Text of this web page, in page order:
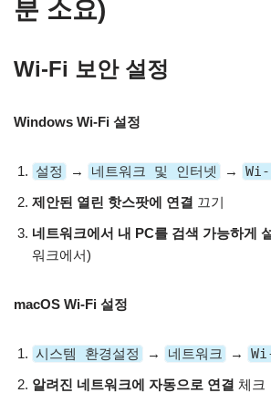
분 소요)
Wi-Fi 보안 설정
Windows Wi-Fi 설정
설정 → 네트워크 및 인터넷 →
제안된 열린 핫스팟에 연결 끄기
네트워크에서 내 PC를 검색 가능하게
워크에서)
macOS Wi-Fi 설정
시스템 환경설정 → 네트워크 →
알려진 네트워크에 자동으로 연결 체크